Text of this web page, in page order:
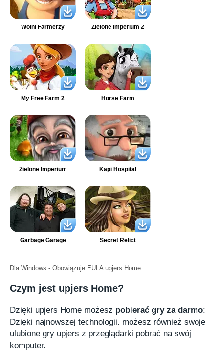
Wolni Farmerzy Zielone Imperium 2
My Free Farm 2 Horse Farm
Zielone Imperium Kapi Hospital
Garbage Garage Secret Relict
Dla Windows - Obowiązuje EULAupjers Home.
Czym jest upjers Home?
Dzięki upjers Home możesz pobierać gry za darmo:
Dzięki najnowszej technologii, możesz również swoje
ulubione gry upjers z przeglądarki pobrać na swój
komputer.